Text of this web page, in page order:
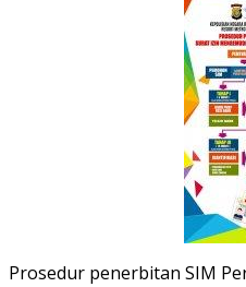
Prosedur penerbitan SIM